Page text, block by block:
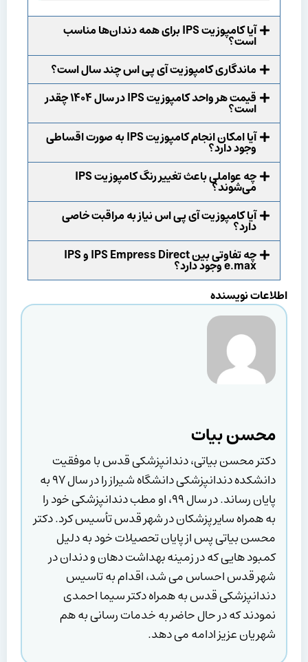
آیا کامپوزیت IPS برای همه دندان‌ها مناسب
است؟
ماندگاری کامپوزیت آی پی اس چند سال است؟
قیمت هر واحد کامپوزیت IPS در سال ۱۴۰۴ چقدر
است؟
آیا امکان انجام کامپوزیت IPS به صورت اقساطی
وجود دارد؟
چه عواملی باعث تغییر رنگ کامپوزیت IPS
می‌شوند؟
آیا کامپوزیت آی پی اس نیاز به مراقبت خاصی
دارد؟
چه تفاوتی بین IPS Empress Direct و IPS
e.max وجود دارد؟
اطلاعات نویسنده
محسن بیات
دکتر محسن بیاتی، دندانپزشکی قدس با موفقیت
دانشکده دندانپزشکی دانشگاه شیراز را در سال ۹۷ به
پایان رساند. در سال ۹۹، او مطب دندانپزشکی خود را
به همراه سایر پزشکان در شهر قدس تأسیس کرد. دکتر
محسن بیاتی پس از پایان تحصیلات خود به دلیل
کمبود هایی که در زمینه بهداشت دهان و دندان در
شهر قدس احساس می شد، اقدام به تاسیس
دندانپزشکی قدس به همراه دکتر سیما احمدی
نمودند که در حال حاضر به خدمات رسانی به هم
شهریان عزیز ادامه می دهد.